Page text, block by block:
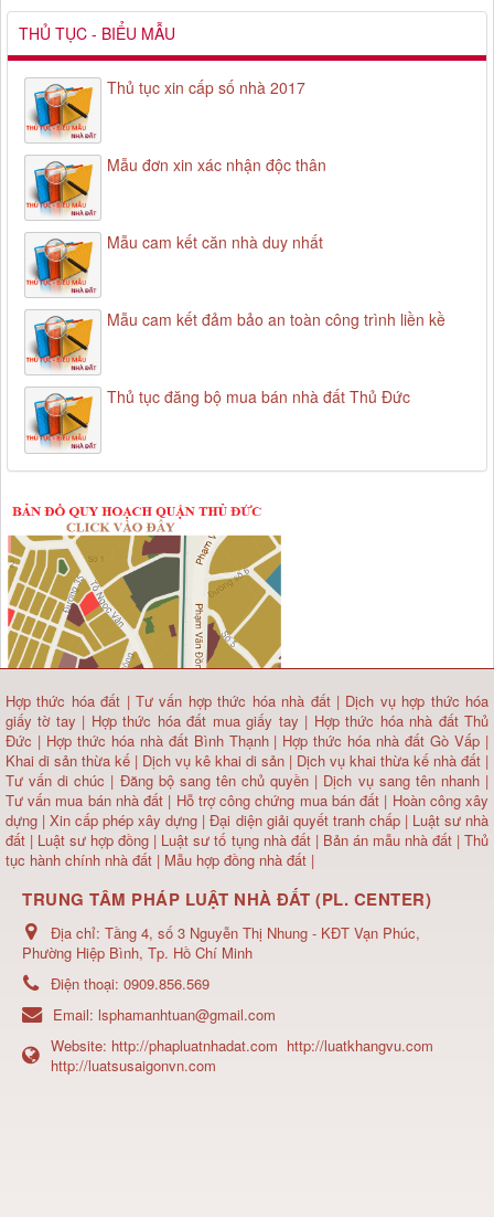
THỦ TỤC - BIỂU MẪU
Thủ tục xin cấp số nhà 2017
Mẫu đơn xin xác nhận độc thân
Mẫu cam kết căn nhà duy nhất
Mẫu cam kết đảm bảo an toàn công trình liền kề
Thủ tục đăng bộ mua bán nhà đất Thủ Đức
Hợp thức hóa đất |Tư vấn hợp thức hóa nhà đất| Dịch vụ hợp thức hóa
giấy tờ tay | Hợp thức hóa đất mua giấy tay | Hợp thức hóa nhà đất Thủ
Đức | Hợp thức hóa nhà đất Bình Thạnh | Hợp thức hóa nhà đất Gò Vấp |
Khai di sản thừa kế | Dịch vụ kê khai di sản | Dịch vụ khai thừa kế nhà đất |
Tư vấn di chúc | Đăng bộ sang tên chủ quyền | Dịch vụ sang tên nhanh |
Tư vấn mua bán nhà đất | Hỗ trợ công chứng mua bán đất | Hoàn công xây
dựng | Xin cấp phép xây dựng |Đại diện giải quyết tranh chấp | Luật sư nhà
đất | Luật sư hợp đồng | Luật sư tố tụng nhà đất | Bản án mẫu nhà đất|Thủ
tục hành chính nhà đất | Mẫu hợp đồng nhà đất |
TRUNG TÂM PHÁP LUẬT NHÀ ĐẤT (PL. CENTER)
Địa chỉ: Tầng 4, số 3 Nguyễn Thị Nhung - KĐT Vạn Phúc,
Phường Hiệp Bình, Tp. Hồ Chí Minh
Điện thoại: 0909.856.569
Email: lsphamanhtuan@gmail.com
Website: http://phapluatnhadat.com http://luatkhangvu.com
http://luatsusaigonvn.com